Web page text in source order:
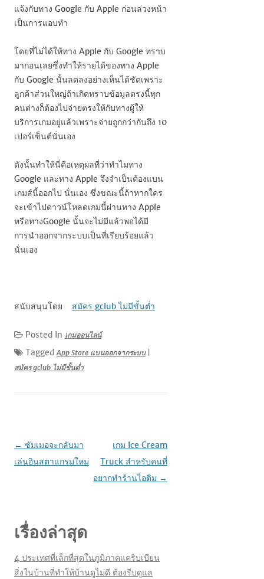
แจ้งกับทาง Google กับ Apple ก่อนล่วงหน้า
เป็นการแอบทำ
โดยที่ไม่ได้ให้ทาง Apple กับ Google ทราบ
มาก่อนเลยซึ่งทำให้รายได้ของทาง Apple
กับ Google นั้นลดลงอย่างเห็นได้ชัดเพราะ
ลูกค้าส่วนใหญ่ถ้าเกิดทราบข้อมูลตรงนี้ทุก
คนต่างก็ต้องไปจ่ายตรงให้กับทางผู้ให้
บริการเกมอยู่แล้วเพราะจ่ายถูกกว่ากันถึง 10
เปอร์เซ็นต์นั่นเอง
ดังนั้นทำให้นี่คือเหตุผลที่ว่าทำไมทาง
Google และทาง Apple จึงจำเป็นต้องแบน
เกมส์นี้ออกไป นั่นเอง ซึ่งขณะนี้ถ้าหากใคร
จะเข้าไปดาวน์โหลดเกมนี้ผ่านทาง Apple
หรือทางGoogle นั้นจะไม่มีแล้วพอได้มี
การนำออกจากระบบเป็นที่เรียบร้อยแล้ว
นั่นเอง
สนับสนุนโดย สมัคร gclub ไม่มีขั้นต่ำ
Posted In เกมออนไลน์
TaggedApp Store แบนออกจากระบบ|
สมัคร gclub ไม่มีขั้นต่ำ
เมนู
นำทาง
← ซัมเมอจะกลับมา
เล่นอินสตาแกรมใหม่
เกม Ice Cream
Truck สำหรับคนที่
อยากทำร้านไอติม →
เรื่องล่าสุด
4 ประเทศที่เล็กที่สุดในภูมิภาคแคริบเบียน
สิ่งในบ้านที่ทำให้บ้านดูไม่ดี ต้องรีบดูแล